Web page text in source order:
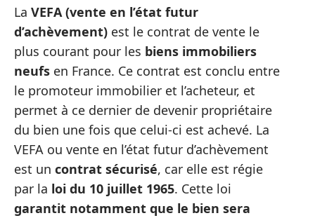
La VEFA (vente en l’état futur
d’achèvement) est le contrat de vente le
plus courant pour les biens immobiliers
neufs en France. Ce contrat est conclu entre
le promoteur immobilier et l’acheteur, et
permet à ce dernier de devenir propriétaire
du bien une fois que celui-ci est achevé. La
VEFA ou vente en l’état futur d’achèvement
est un contrat sécurisé, car elle est régie
par la loi du 10 juillet 1965. Cette loi
garantit notamment que le bien sera